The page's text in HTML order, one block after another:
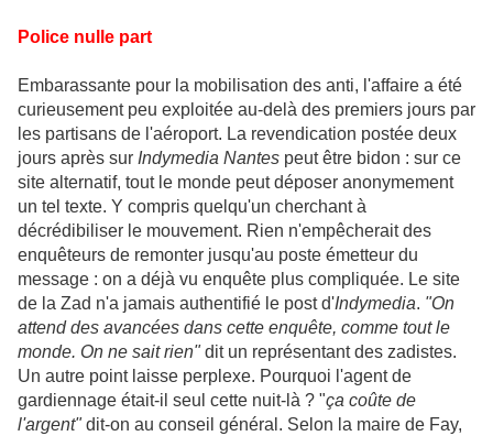
Police nulle part
Embarassante pour la mobilisation des anti, l'affaire a été
curieusement peu exploitée au-delà des premiers jours par
les partisans de l'aéroport. La revendication postée deux
jours après sur Indymedia Nantes peut être bidon : sur ce
site alternatif, tout le monde peut déposer anonymement
un tel texte. Y compris quelqu'un cherchant à
décrédibiliser le mouvement. Rien n'empêcherait des
enquêteurs de remonter jusqu'au poste émetteur du
message : on a déjà vu enquête plus compliquée. Le site
de la Zad n'a jamais authentifié le post d'Indymedia. "On
attend des avancées dans cette enquête, comme tout le
monde. On ne sait rien"dit un représentant des zadistes.
Un autre point laisse perplexe. Pourquoi l'agent de
gardiennage était-il seul cette nuit-là ? "ça coûte de
l'argent"dit-on au conseil général. Selon la maire de Fay,